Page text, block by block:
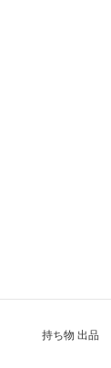
持ち物 出品